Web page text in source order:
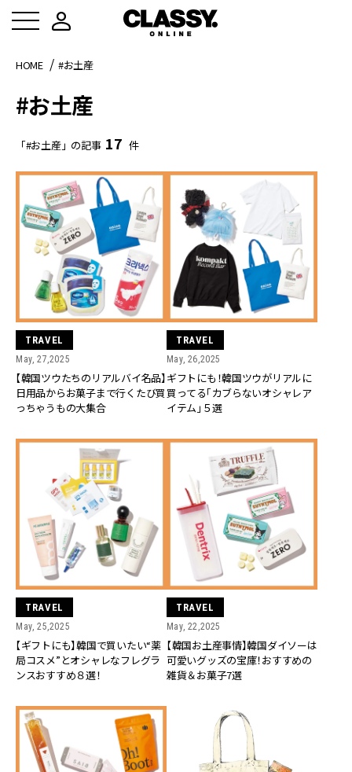
HOME #お土産
#お土産
「#お土産」の記事 17 件
TRAVEL
May, 27,2025
【韓国ツウたちのリアルバイ名品】
日用品からお菓子まで行くたび買
っちゃうもの大集合
TRAVEL
May, 26,2025
ギフトにも！韓国ツウがリアルに
買ってる「カブらないオシャレア
イテム」５選
TRAVEL
May, 25,2025
【ギフトにも】韓国で買いたい“薬
局コスメ”とオシャレなフレグラ
ンスおすすめ８選！
TRAVEL
May, 22,2025
【韓国お土産事情】韓国ダイソーは
可愛いグッズの宝庫！おすすめの
雑貨＆お菓子7選